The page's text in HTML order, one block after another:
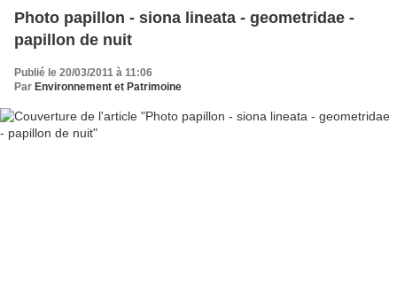
Photo papillon - siona lineata - geometridae -
papillon de nuit
Publié le 20/03/2011 à 11:06
Par Environnement et Patrimoine